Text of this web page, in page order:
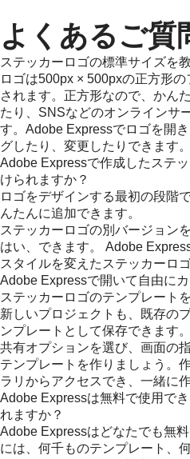
よくあるご質
ステッカーロゴの標準サイズを
ロゴは500px × 500pxの正方形
されます。正方形なので、かん
たり、SNSなどのオンラインサ
す。Adobe Expressでロゴを開
グしたり、変更したりできます。
Adobe Expressで作成したステ
けられますか？
ロゴをデザインする最初の段階
んたんに追加できます。
ステッカーロゴの別バージョン
はい、できます。 Adobe
スタイルを変えたステッカーロ
Adobe Expressで開いて自由に
ステッカーロゴのテンプレート
新しいプロジェクトも、既存の
ンプレートとして保存できます
共有オプションを選び、画面の
テンプレートを作りましょう。
ラリからアクセスでき、一緒に
Adobe Expressは無料で使用で
れますか？
Adobe Expressはどなたでも無
には、何千ものテンプレート、